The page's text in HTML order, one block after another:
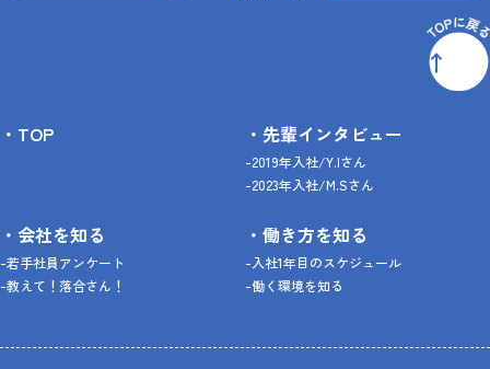
・TOP ・先輩インタビュー
-2019年入社/Y.Iさん
-2023年入社/M.Sさん
・会社を知る
-若手社員アンケート
-教えて！落合さん！
・働き方を知る
-入社1年目のスケジュール
-働く環境を知る